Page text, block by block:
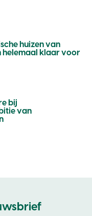
huizen van
helemaal klaar voor
bij
van